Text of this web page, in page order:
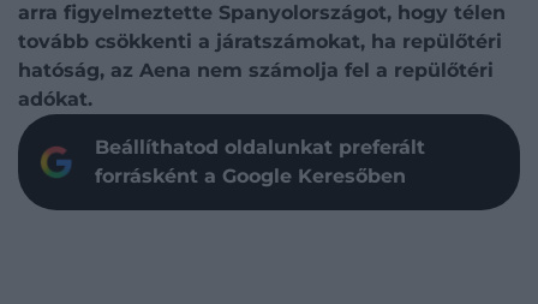
arra figyelmeztette Spanyolországot, hogy télen
tovább csökkenti a járatszámokat, ha repülőtéri
hatóság, az Aena nem számolja fel a repülőtéri
adókat.
Beállíthatod oldalunkat preferált
forrásként a Google Keresőben